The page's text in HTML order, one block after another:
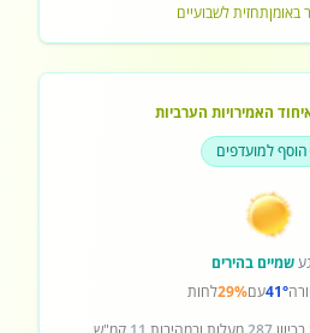
באומןתחזית לשבועיים
האמירויות הערביות
הוסף למועדפים
שמיים בהירים
41°עם29%לחות